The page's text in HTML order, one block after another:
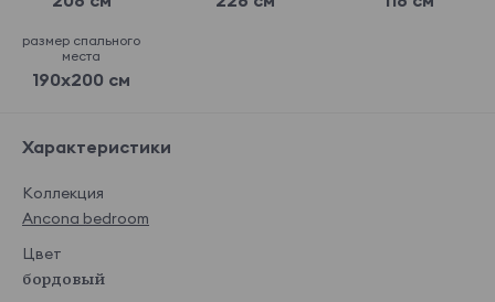
размер спального
места
190x200 см
Характеристики
Коллекция
Ancona bedroom
Цвет
бордовый